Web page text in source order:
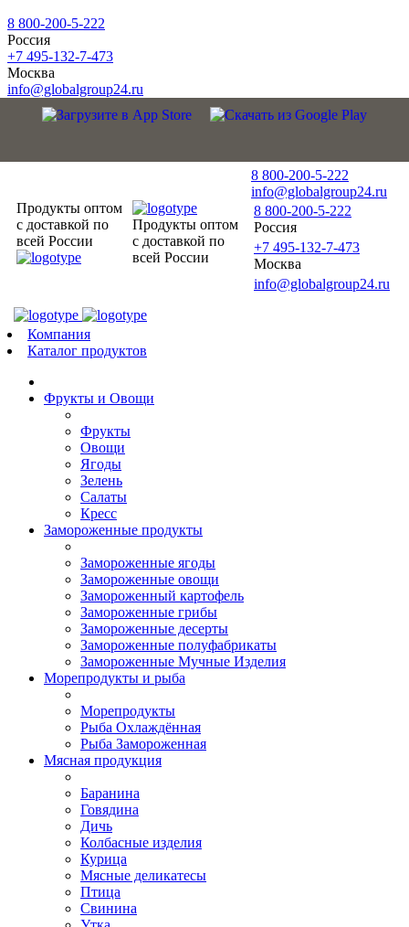
8 800-200-5-222
Россия
+7 495-132-7-473
Москва
info@globalgroup24.ru
Продукты оптом
с доставкой по
всей России
Продукты оптом
с доставкой по
всей России
8 800-200-5-222
info@globalgroup24.ru
8 800-200-5-222
Россия
+7 495-132-7-473
Москва
info@globalgroup24.ru
Компания
Каталог продуктов
Фрукты и Овощи
Фрукты
Овощи
Ягоды
Зелень
Салаты
Кресс
Замороженные продукты
Замороженные ягоды
Замороженные овощи
Замороженный картофель
Замороженные грибы
Замороженные десерты
Замороженные полуфабрикаты
Замороженные Мучные Изделия
Морепродукты и рыба
Морепродукты
Рыба Охлаждённая
Рыба Замороженная
Мясная продукция
Баранина
Говядина
Дичь
Колбасные изделия
Курица
Мясные деликатесы
Птица
Свинина